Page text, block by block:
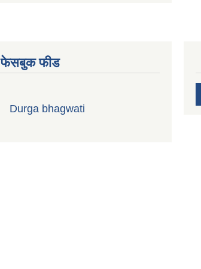
फेसबुक फीड
Durga bhagwati